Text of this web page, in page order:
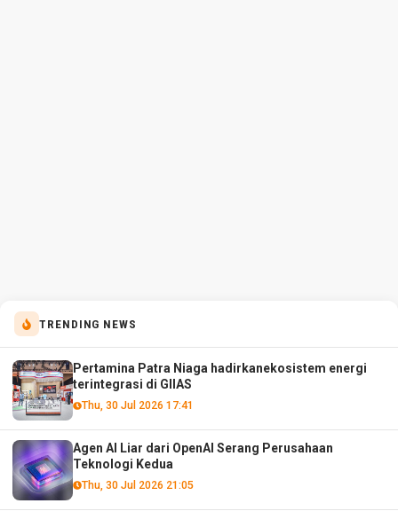
TRENDING NEWS
Pertamina Patra Niaga hadirkanekosistem energi
terintegrasi di GIIAS
Thu, 30 Jul 2026 17:41
Agen AI Liar dari OpenAI Serang Perusahaan
Teknologi Kedua
Thu, 30 Jul 2026 21:05